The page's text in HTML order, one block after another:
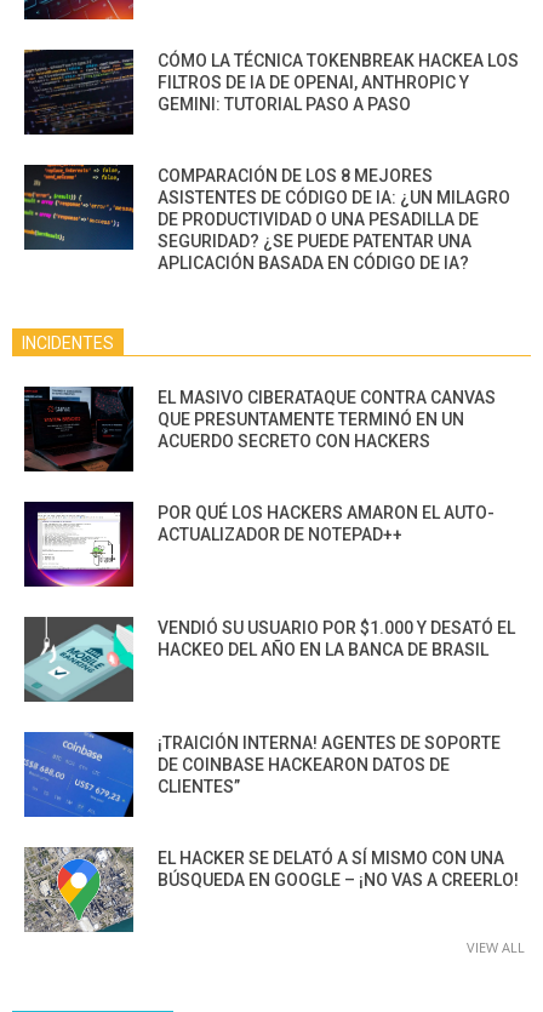
CÓMO LA TÉCNICA TOKENBREAK HACKEA LOS
FILTROS DE IA DE OPENAI, ANTHROPIC Y
GEMINI: TUTORIAL PASO A PASO
COMPARACIÓN DE LOS 8 MEJORES
ASISTENTES DE CÓDIGO DE IA: ¿UN MILAGRO
DE PRODUCTIVIDAD O UNA PESADILLA DE
SEGURIDAD? ¿SE PUEDE PATENTAR UNA
APLICACIÓN BASADA EN CÓDIGO DE IA?
INCIDENTES
EL MASIVO CIBERATAQUE CONTRA CANVAS
QUE PRESUNTAMENTE TERMINÓ EN UN
ACUERDO SECRETO CON HACKERS
POR QUÉ LOS HACKERS AMARON EL AUTO-
ACTUALIZADOR DE NOTEPAD++
VENDIÓ SU USUARIO POR $1.000 Y DESATÓ EL
HACKEO DEL AÑO EN LA BANCA DE BRASIL
¡TRAICIÓN INTERNA! AGENTES DE SOPORTE
DE COINBASE HACKEARON DATOS DE
CLIENTES”
EL HACKER SE DELATÓ A SÍ MISMO CON UNA
BÚSQUEDA EN GOOGLE – ¡NO VAS A CREERLO!
VIEW ALL